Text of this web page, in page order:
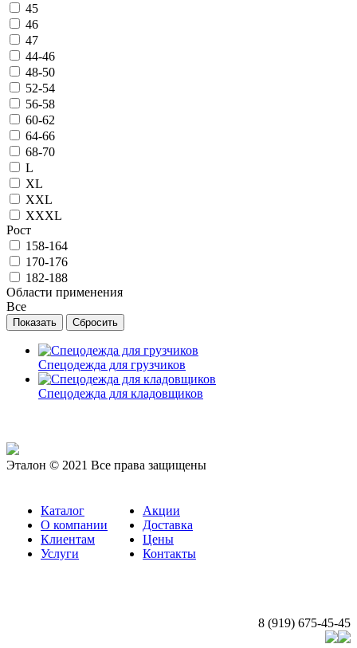
45
46
47
44-46
48-50
52-54
56-58
60-62
64-66
68-70
L
XL
XXL
XXXL
Рост
158-164
170-176
182-188
Области применения
Все
Спецодежда для грузчиков
Спецодежда для кладовщиков
Эталон © 2021 Все права защищены
Каталог
О компании
Клиентам
Услуги
Акции
Доставка
Цены
Контакты
8 (919) 675-45-45